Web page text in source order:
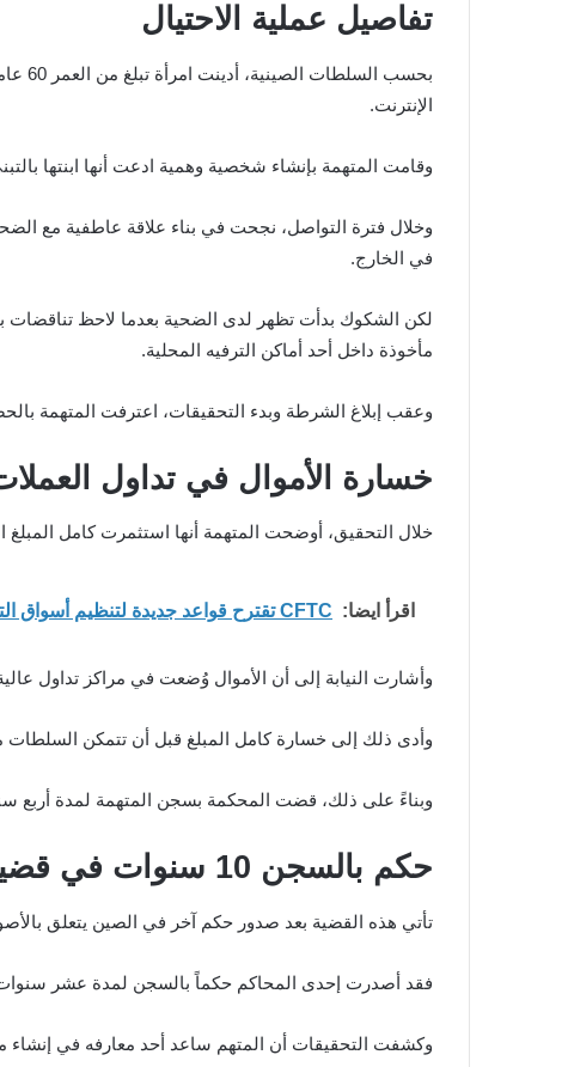
تفاصيل عملية الاحتيال
الإنترنت.
وقامت المتهمة بإنشاء شخصية وهمية ادعت أنها ابنتها
وخلال فترة التواصل، نجحت في بناء علاقة عاطفية مع
في الخارج.
لكن الشكوك بدأت تظهر لدى الضحية بعدما لاحظ
مأخوذة داخل أحد أماكن الترفيه المحلية.
وعقب إبلاغ الشرطة وبدء التحقيقات، اعترفت المتهمة
خسارة الأموال في تداول
خلال التحقيق، أوضحت المتهمة أنها استثمرت كامل المبلغ
اقرأ ايضا: CFTC تقترح قواعد جديدة لتنظيم أسواق التنبؤ مع توقعات نمو هائلة للسوق
وأشارت النيابة إلى أن الأموال وُضعت في مراكز تداول
وأدى ذلك إلى خسارة كامل المبلغ قبل أن تتمكن السلطات
وبناءً على ذلك، قضت المحكمة بسجن المتهمة لمدة أربع
حكم بالسجن 10 سنوات في قضية سرقة بيتكوين
تأتي هذه القضية بعد صدور حكم آخر في الصين يتعلق
فقد أصدرت إحدى المحاكم حكماً بالسجن لمدة عشر سنوات بحق رجل سرق 107 عملات بيتكوين، بلغت
وكشفت التحقيقات أن المتهم ساعد أحد معارفه في إنشاء